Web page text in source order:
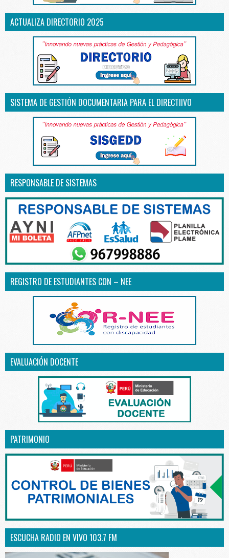
ACTUALIZA DIRECTORIO 2025
SISTEMA DE GESTIÓN DOCUMENTARIA PARA EL DIRECTIIVO
RESPONSABLE DE SISTEMAS
REGISTRO DE ESTUDIANTES CON – NEE
EVALUACIÓN DOCENTE
PATRIMONIO
ESCUCHA RADIO EN VIVO 103.7 FM